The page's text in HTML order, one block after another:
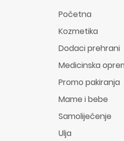
Početna
Kozmetika
Dodaci prehrani
Medicinska
Promo pakiranja
Mame i bebe
Samoliječenje
Ulja